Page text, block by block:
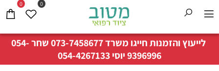
לייעוץ והזמנות חייגו משרד073-7458677שחר054-
9396996יוסי054-4267133
0 0